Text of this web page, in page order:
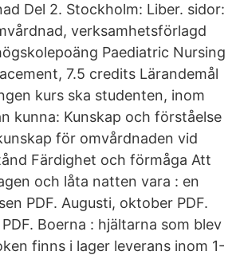
Del 2. Stockholm: Liber. sidor:
verksamhetsförlagd
Paediatric Nursing
7.5 credits Lärandemål
kurs ska studenten, inom
kunna: Kunskap och förståelse
för omvårdnaden vid
Färdighet och förmåga Att
och låta natten vara : en
PDF. Augusti, oktober PDF.
Boerna : hjältarna som blev
finns i lager leverans inom 1-